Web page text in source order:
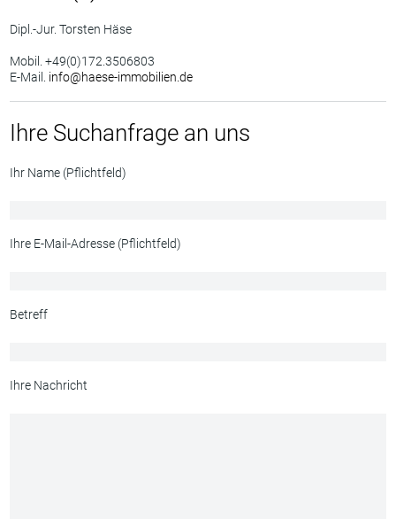
Dipl.-Jur. Torsten Häse
Mobil. +49(0)172.3506803
E-Mail. info@haese-immobilien.de
Ihre Suchanfrage an uns
Ihr Name (Pflichtfeld)
Ihre E-Mail-Adresse (Pflichtfeld)
Betreff
Ihre Nachricht